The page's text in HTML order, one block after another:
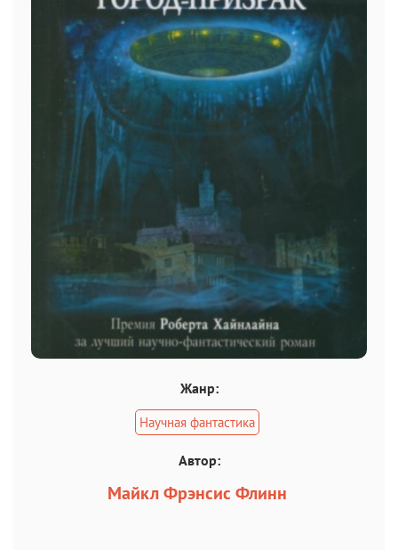
Жанр:
Научная фантастика
Автор:
Майкл Фрэнсис Флинн